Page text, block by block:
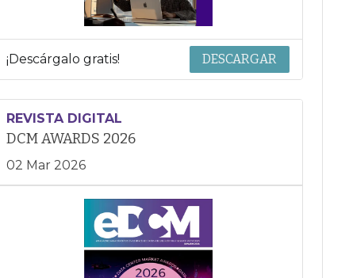
¡Descárgalo gratis! DESCARGAR
REVISTA DIGITAL
DCM AWARDS 2026
02 Mar 2026